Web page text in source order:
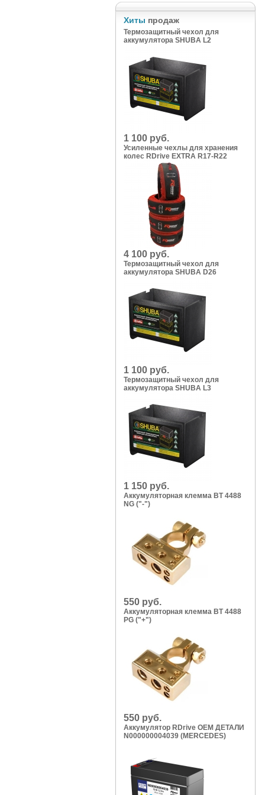
Хиты продаж
Термозащитный чехол для
аккумулятора SHUBA L2
1 100 руб.
Усиленные чехлы для хранения
колес RDrive EXTRA R17-R22
4 100 руб.
Термозащитный чехол для
аккумулятора SHUBA D26
1 100 руб.
Термозащитный чехол для
аккумулятора SHUBA L3
1 150 руб.
Аккумуляторная клемма BT 4488
NG ("-")
550 руб.
Аккумуляторная клемма BT 4488
PG ("+")
550 руб.
Аккумулятор RDrive OEM ДЕТАЛИ
N000000004039 (MERCEDES)